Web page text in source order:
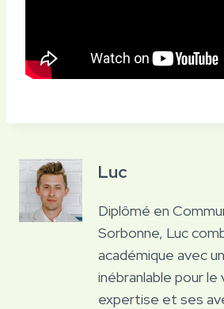
Luc
Diplômé en
Sorbonne, Luc
académique avec
inébranlable pour le
expertise et ses